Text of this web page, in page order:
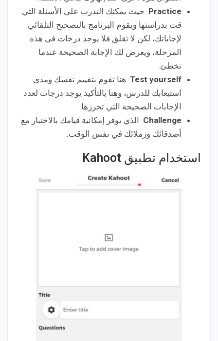
Practice: حيث يمكنك التدرب على الأسئلة التي
قت بدراستها ويقوم البرنامج بالتصحيح التلقائي
لإجاباتك، لكن لا تقلق فلا يوجد درجات في هذه
المرحلة، ويعرض لك الإجابة الصحيحة عندما
تخطئ.
Test yourself: هنا تقوم بتقييم نفسك ومدى
استيعابك للدرس، وهنا بالتأكيد يوجد درجات لعدد
الإجابات الصحيحة التي تحرزها.
Challenge: الذي يوفر إمكانية قيامك بالاختبار مع
أصدقائك وزملائك في نفس الوقت.
استخدام تطبيق Kahoot